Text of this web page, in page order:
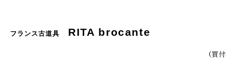
フランス古道具 RITA brocante
(買